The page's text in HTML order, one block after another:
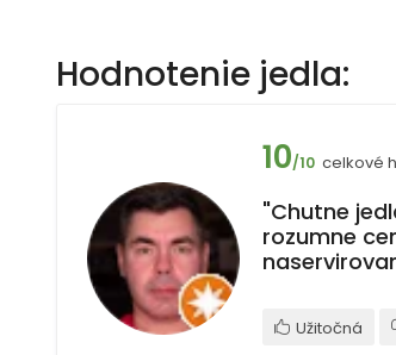
Hodnotenie jedla:
10/10 celkové
"Chutne
rozumne
Užitočná